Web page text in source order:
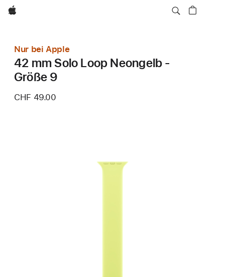
Apple
Nur bei Apple
42 mm Solo Loop Neongelb -
Größe 9
CHF 49.00